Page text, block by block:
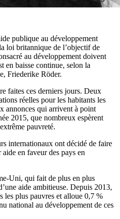
publique au développement
loi britannique de l’objectif de
au développement doivent
en baisse continue, selon la
Friederike Röder.
faites ces derniers jours. Deux
réelles pour les habitants les
annonces qui arrivent à point
2015, que nombreux espèrent
pauvreté.
internationaux ont décidé de faire
en faveur des pays en
Uni, qui fait de plus en plus
aide ambitieuse. Depuis 2013,
les plus pauvres et alloue 0,7 %
national au développement de ces